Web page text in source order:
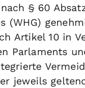
§ 60
(WHG)
Artikel 10 in
Parlaments
jeweils